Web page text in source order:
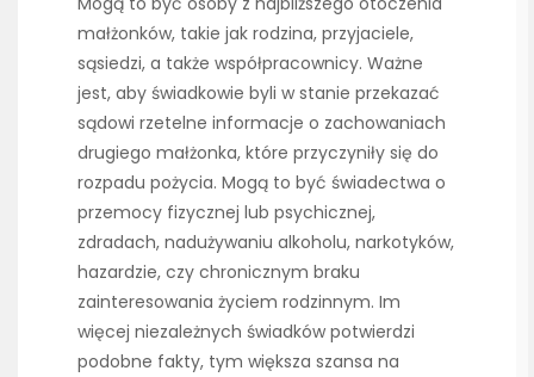
małżonków, takie jak rodzina, przyjaciele,
sąsiedzi, a także współpracownicy. Ważne
jest, aby świadkowie byli w stanie przekazać
sądowi rzetelne informacje o zachowaniach
drugiego małżonka, które przyczyniły się do
rozpadu pożycia. Mogą to być świadectwa o
przemocy fizycznej lub psychicznej,
zdradach, nadużywaniu alkoholu, narkotyków,
hazardzie, czy chronicznym braku
zainteresowania życiem rodzinnym. Im
więcej niezależnych świadków potwierdzi
podobne fakty, tym większa szansa na